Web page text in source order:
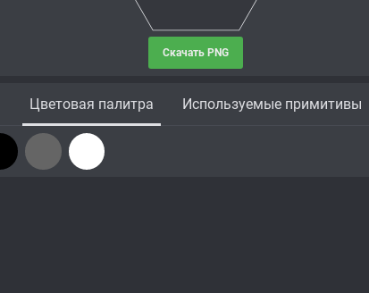
Скачать PNG
Цветовая палитра Используемые примитивы